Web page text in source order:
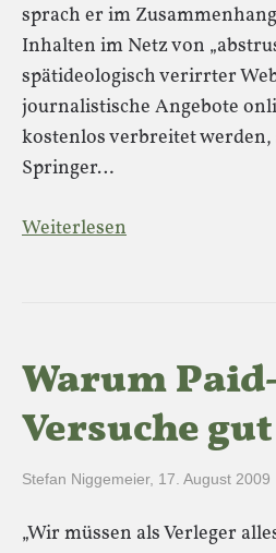
sprach er im
Inhalten im Netz von
spätideologisch verirrter
journalistische Angebote
kostenlos verbreitet werden,
Springer…
Weiterlesen
Warum
Versuche
Stefan Niggemeier, 17. August 2009
„Wir müssen als Verleger